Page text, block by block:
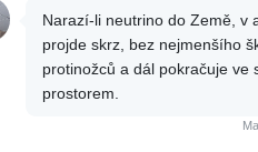
Narazí-li neutrino do Země, v
projde skrz, bez nejmenšího
protinožců a dál pokračuje ve
prostorem.